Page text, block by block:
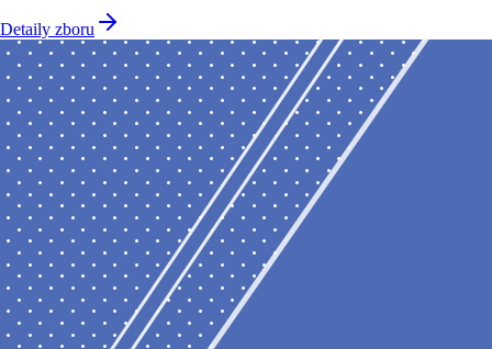
Detaily zboru